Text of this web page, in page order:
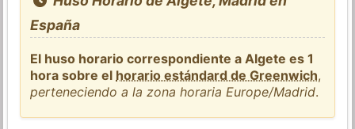
España
El huso horario correspondiente a Algete es 1
hora sobre el horario estándard de Greenwich,
perteneciendo a la zona horaria Europe/Madrid.